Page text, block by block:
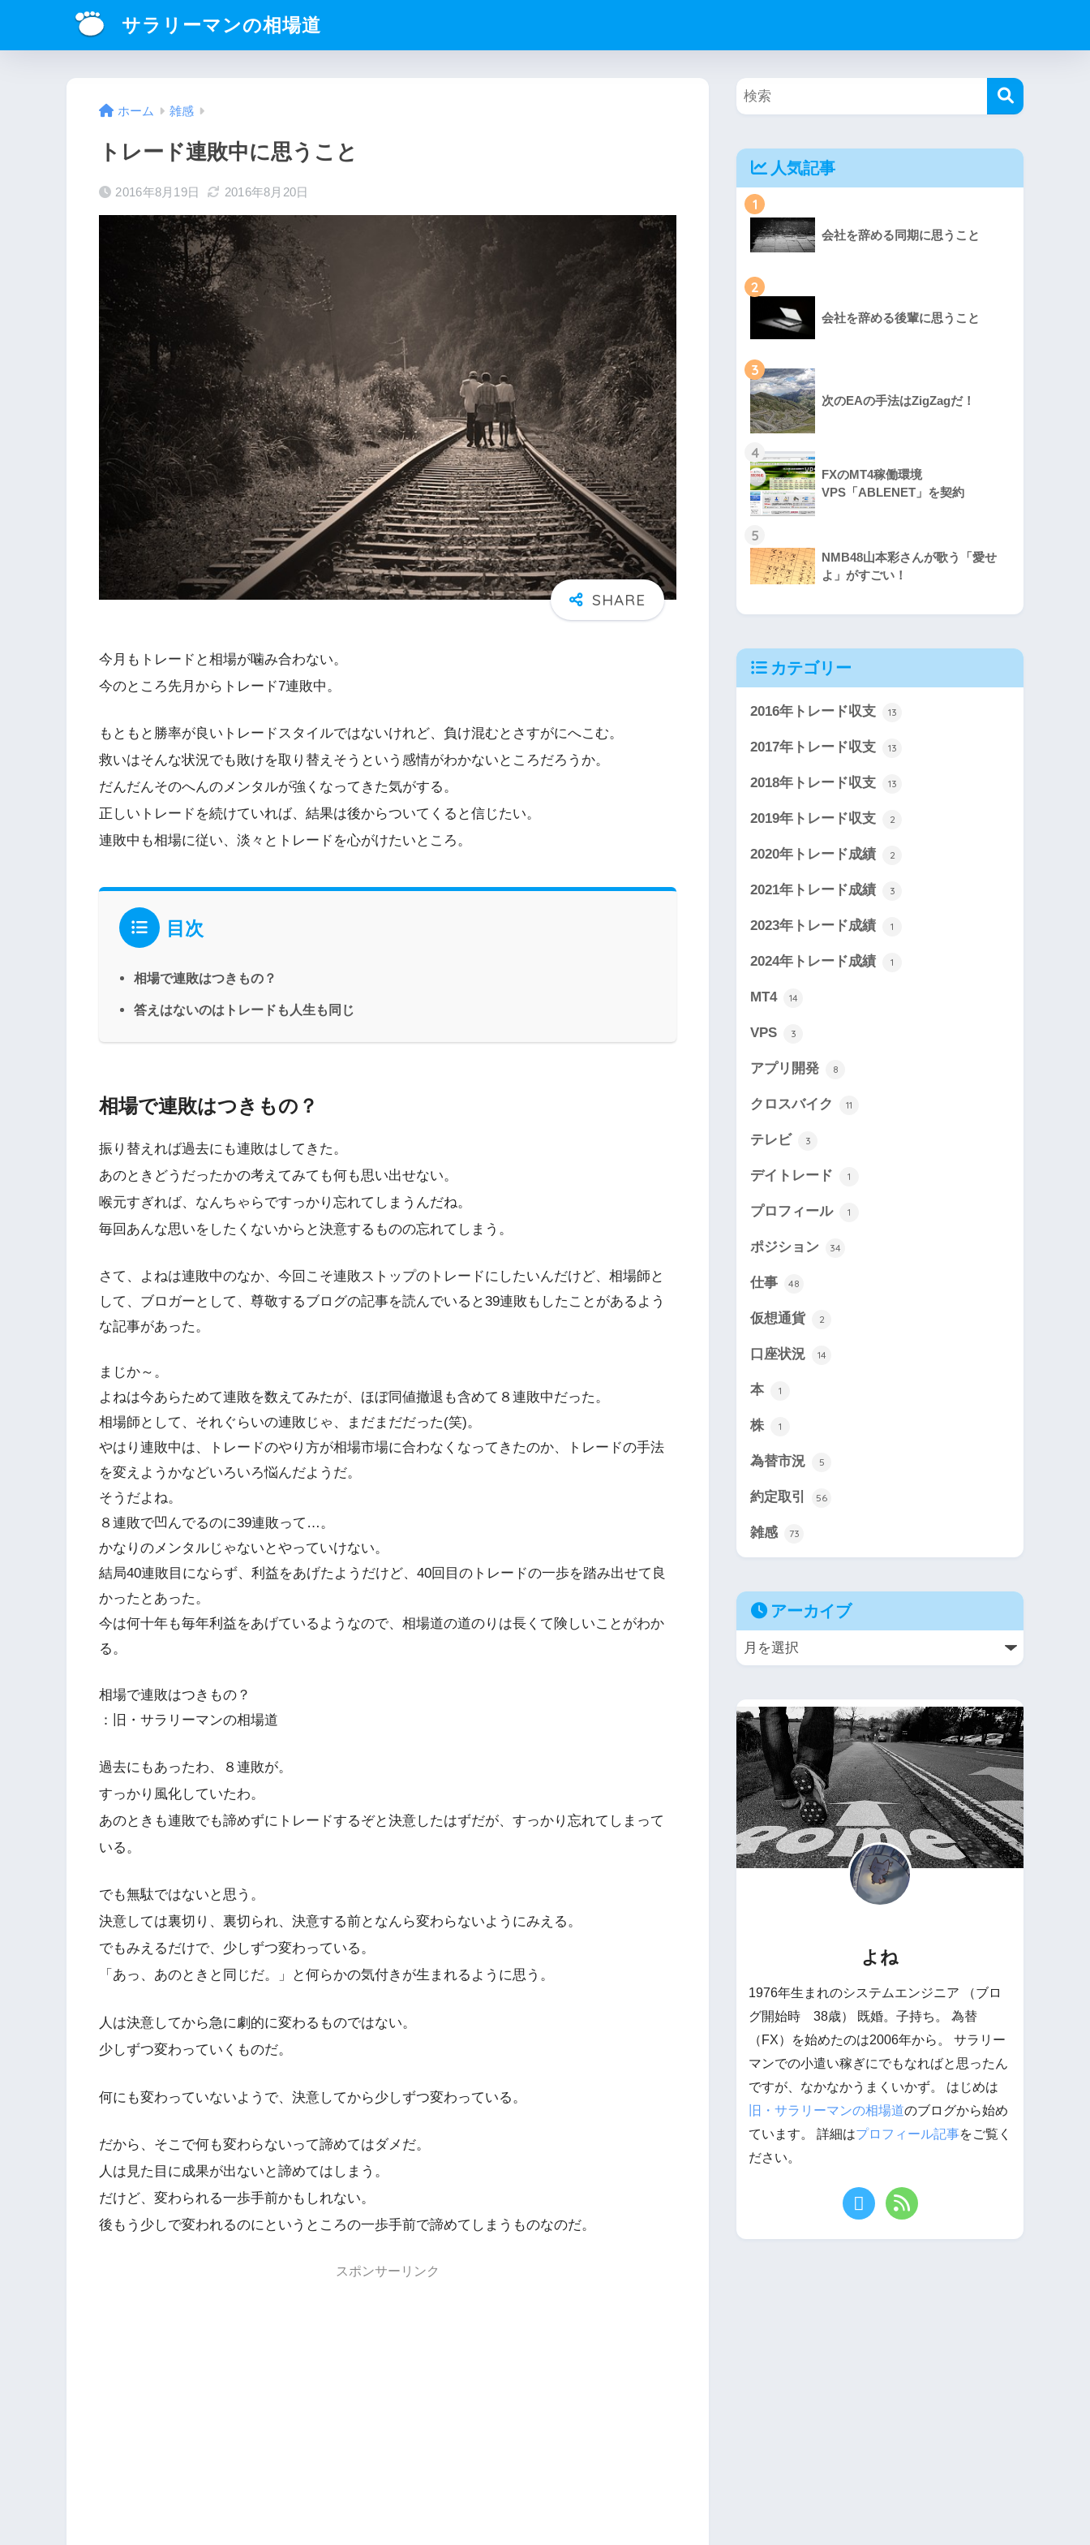
サラリーマンの相場道
ホーム 雑感
トレード連敗中に思うこと
2016年8月19日 2016年8月20日
今月もトレードと相場が噛み合わない。
今のところ先月からトレード7連敗中。
もともと勝率が良いトレードスタイルではないけれど、負け混むとさすがにへこむ。
救いはそんな状況でも敗けを取り替えそうという感情がわかないところだろうか。
だんだんそのへんのメンタルが強くなってきた気がする。
正しいトレードを続けていれば、結果は後からついてくると信じたい。
連敗中も相場に従い、淡々とトレードを心がけたいところ。
目次
相場で連敗はつきもの？
答えはないのはトレードも人生も同じ
相場で連敗はつきもの？
振り替えれば過去にも連敗はしてきた。
あのときどうだったかの考えてみても何も思い出せない。
喉元すぎれば、なんちゃらですっかり忘れてしまうんだね。
毎回あんな思いをしたくないからと決意するものの忘れてしまう。
さて、よねは連敗中のなか、今回こそ連敗ストップのトレードにしたいんだけど、相場師と
して、ブロガーとして、尊敬するブログの記事を読んでいると39連敗もしたことがあるよう
な記事があった。
まじか～。
よねは今あらためて連敗を数えてみたが、ほぼ同値撤退も含めて８連敗中だった。
相場師として、それぐらいの連敗じゃ、まだまだだった(笑)。
やはり連敗中は、トレードのやり方が相場市場に合わなくなってきたのか、トレードの手法
を変えようかなどいろいろ悩んだようだ。
そうだよね。
８連敗で凹んでるのに39連敗って…。
かなりのメンタルじゃないとやっていけない。
結局40連敗目にならず、利益をあげたようだけど、40回目のトレードの一歩を踏み出せて良
かったとあった。
今は何十年も毎年利益をあげているようなので、相場道の道のりは長くて険しいことがわか
る。
相場で連敗はつきもの？
：旧・サラリーマンの相場道
過去にもあったわ、８連敗が。
すっかり風化していたわ。
あのときも連敗でも諦めずにトレードするぞと決意したはずだが、すっかり忘れてしまって
いる。
でも無駄ではないと思う。
決意しては裏切り、裏切られ、決意する前となんら変わらないようにみえる。
でもみえるだけで、少しずつ変わっている。
「あっ、あのときと同じだ。」と何らかの気付きが生まれるように思う。
人は決意してから急に劇的に変わるものではない。
少しずつ変わっていくものだ。
何にも変わっていないようで、決意してから少しずつ変わっている。
だから、そこで何も変わらないって諦めてはダメだ。
人は見た目に成果が出ないと諦めてはしまう。
だけど、変わられる一歩手前かもしれない。
後もう少しで変われるのにというところの一歩手前で諦めてしまうものなのだ。
スポンサーリンク
人気記事
1
会社を辞める同期に思うこと
2
会社を辞める後輩に思うこと
3
次のEAの手法はZigZagだ！
4
FXのMT4稼働環境
VPS「ABLENET」を契約
5
NMB48山本彩さんが歌う「愛せ
よ」がすごい！
カテゴリー
2016年トレード収支 13
2017年トレード収支 13
2018年トレード収支 13
2019年トレード収支 2
2020年トレード成績 2
2021年トレード成績 3
2023年トレード成績 1
2024年トレード成績 1
MT4 14
VPS 3
アプリ開発 8
クロスバイク 11
テレビ 3
デイトレード 1
プロフィール 1
ポジション 34
仕事 48
仮想通貨 2
口座状況 14
本 1
株 1
為替市況 5
約定取引 56
雑感 73
アーカイブ
よね
1976年生まれのシステムエンジニア （ブロ
グ開始時 38歳） 既婚。子持ち。 為替
（FX）を始めたのは2006年から。 サラリー
マンでの小遣い稼ぎにでもなればと思ったん
ですが、なかなかうまくいかず。 はじめは
旧・サラリーマンの相場道のブログから始め
ています。 詳細はプロフィール記事をご覧く
ださい。